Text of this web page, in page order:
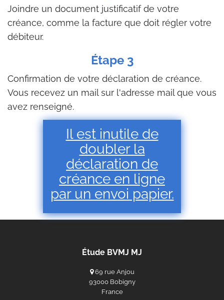
Joindre un document justificatif de votre
créance, comme la facture que doit régler votre
débiteur.
Étape 3
Confirmation de votre déclaration de créance.
Vous recevez un mail sur l'adresse mail que vous
avez renseigné.
Il est inutile de
doubler la
déclaration de
créance en ligne
par un envoi papier.
Étude BVMJ MJ
69 rue Anjou
93000 Bobigny
France